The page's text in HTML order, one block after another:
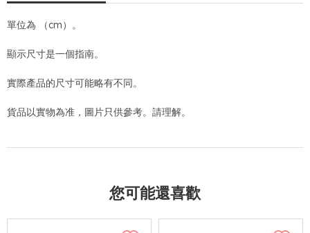
單位為 （cm）。
顯示尺寸是一個指南。
實際產品的尺寸可能略有不同。
貨品以實物為准，圖片只供參考。請理解。
您可能還喜歡